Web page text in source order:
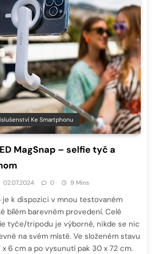
Ke Smartphonu
MagSnap – selfie tyč a
02.07.2024 0 9 Mins
je k dispozici v mnou testovaném
bílém barevném provedení. Celé
tyče/tripodu je výborné, nikde se nic
na svém místě. Ve složeném stavu
x 6 cm a po vysunutí pak 30 x 72 cm.